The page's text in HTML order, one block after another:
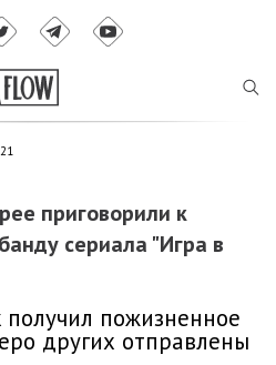
приговорили к
сериала "Игра в
пожизненное
других отправлены